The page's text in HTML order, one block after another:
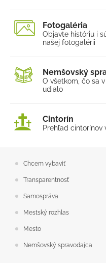
Fotogaléria
Objavte históriu i
našej fotogalérii
Nemšovský
O všetkom, čo sa
udialo
Cintorín
Prehľad cintorínov
Chcem vybaviť
Transparentnosť
Samospráva
Mestský rozhlas
Mesto
Nemšovský spravodajca